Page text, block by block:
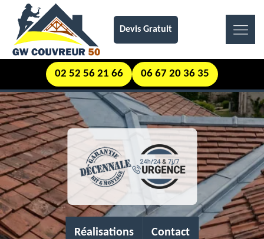
Devis Gratuit
02 52 56 21 66 06 67 20 36 35
Réalisations Contact